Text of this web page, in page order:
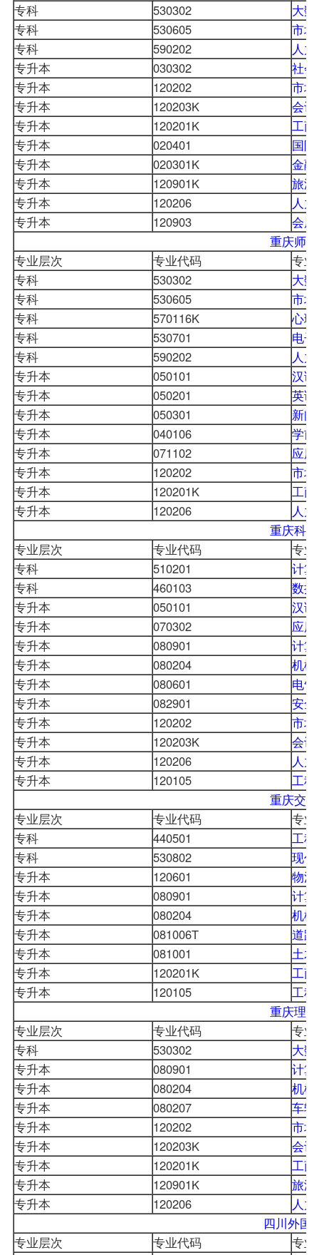
专科
530302
大
专科
530605
市
专科
590202
人
专升本
030302
社
专升本
120202
市
专升本
120203K
会
专升本
120201K
工
专升本
020401
国
专升本
020301K
金
专升本
120901K
旅
专升本
120206
人
专升本
120903
会
重庆师
专业层次
专业代码
专
专科
530302
大
专科
530605
市
专科
570116K
心
专科
530701
电
专科
590202
人
专升本
050101
汉
专升本
050201
英语
专升本
050301
新
专升本
040106
学
专升本
071102
应
专升本
120202
市
专升本
120201K
工
专升本
120206
人
重庆科
专业层次
专业代码
专
专科
510201
计
专科
460103
数
专升本
050101
汉
专升本
070302
应
专升本
080901
计
专升本
080204
机
专升本
080601
电
专升本
082901
安
专升本
120202
市
专升本
120203K
会
专升本
120206
人
专升本
120105
工
重庆交
专业层次
专业代码
专
专科
440501
工
专科
530802
现
专升本
120601
物
专升本
080901
计
专升本
080204
机
专升本
081006T
道
专升本
081001
土
专升本
120201K
工
专升本
120105
工
重庆理
专业层次
专业代码
专
专科
530302
大
专升本
080901
计
专升本
080204
机
专升本
080207
车
专升本
120202
市
专升本
120203K
会
专升本
120201K
工
专升本
120901K
旅
专升本
120206
人
四川外国
专业层次
专业代码
专